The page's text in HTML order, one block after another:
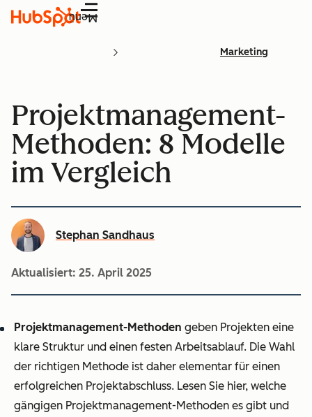
Menü
Marketing
Projektmanagement-
Methoden: 8 Modelle
im Vergleich
Stephan Sandhaus
Aktualisiert: 25. April 2025
Projektmanagement-Methoden geben Projekten eine
klare Struktur und einen festen Arbeitsablauf. Die Wahl
der richtigen Methode ist daher elementar für einen
erfolgreichen Projektabschluss. Lesen Sie hier, welche
gängigen Projektmanagement-Methoden es gibt und